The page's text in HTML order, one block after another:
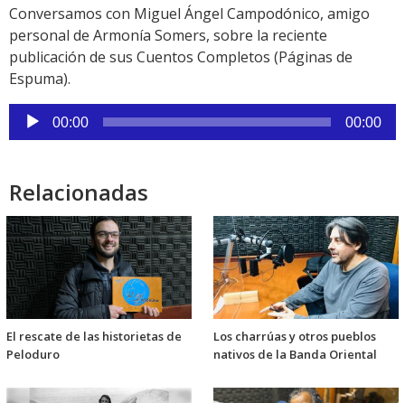
Link
Conversamos con Miguel Ángel Campodónico, amigo
personal de Armonía Somers, sobre la reciente
publicación de sus Cuentos Completos (Páginas de
Espuma).
Reproductor
de
00:00 00:00
Relacionadas
El rescate de las historietas de
Peloduro
Los charrúas y otros pueblos
nativos de la Banda Oriental